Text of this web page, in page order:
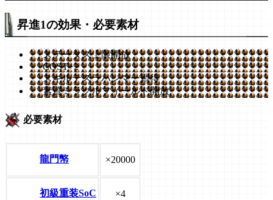
昇進1の効果・必要素材
ステータス上限開放
COST+2
スキルテスラハンマー習得
素質ミラクルフィールド開放
必要素材
龍門幤 ×20000
初級重装SoC ×4